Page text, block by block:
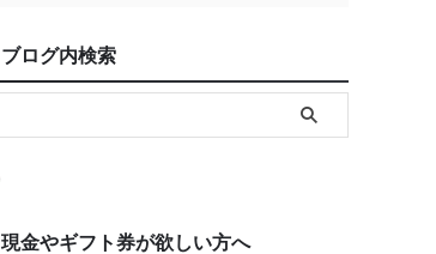
ブログ内検索
現金やギフト券が欲しい方へ